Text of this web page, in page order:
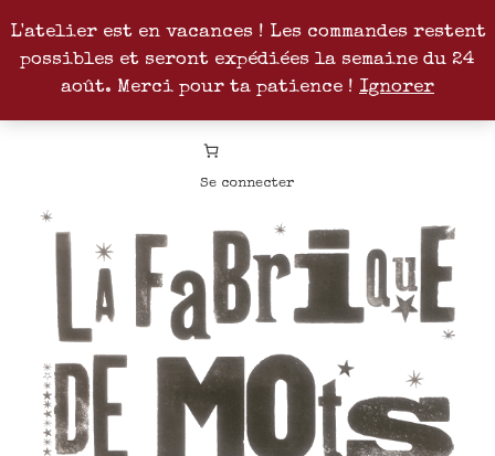
L'atelier est en vacances ! Les commandes restent
possibles et seront expédiées la semaine du 24
août. Merci pour ta patience ! Ignorer
InstagramPinterest Patreon
Se connecter